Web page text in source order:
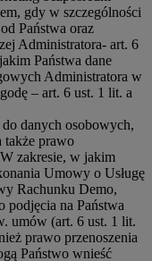
gdy w szczególności
Państwa oraz
Administratora- art. 6
Państwa dane
Administratora w
– art. 6 ust. 1 lit. a
danych osobowych,
także prawo
zakresie, w jakim
Umowy o Usługę
Rachunku Demo,
podjęcia na Państwa
umów (art. 6 ust. 1 lit.
prawo przenoszenia
Państwo wnieść